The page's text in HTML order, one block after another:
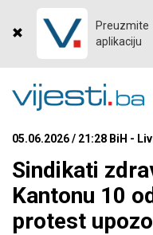
Preuzmite
aplikaciju
05.06.2026 / 21:28 BiH -
Sindikati
Kantonu 10
protest